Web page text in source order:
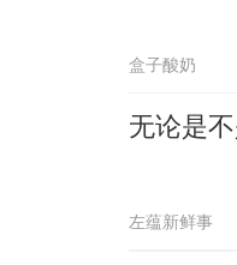
盒子酸奶
无论是
左蕴新鲜事